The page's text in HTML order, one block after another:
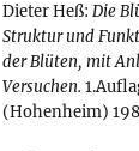
Dieter Heß: Die
Struktur und
der Blüten, mit
Versuchen.
(Hohenheim)